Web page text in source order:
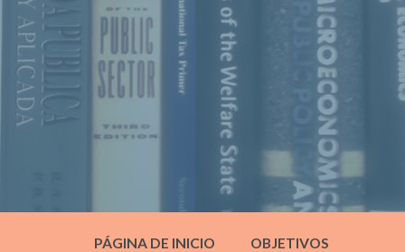
PÁGINA DE INICIO OBJETIVOS